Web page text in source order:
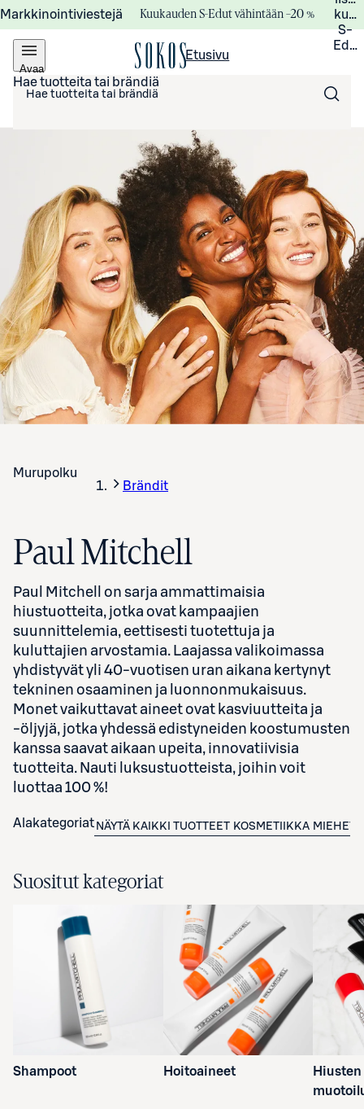
Markkinointiviestejä Kuukauden S-Edut vähintään –20 %
S-
Avaa
valikko
Etusivu
Hae tuotteita tai brändiä
Murupolku
Brändit
Paul Mitchell
Paul Mitchell on sarja ammattimaisia
hiustuotteita, jotka ovat kampaajien
suunnittelemia, eettisesti tuotettuja ja
kuluttajien arvostamia. Laajassa valikoimassa
yhdistyvät yli 40-vuotisen uran aikana kertynyt
tekninen osaaminen ja luonnonmukaisuus.
Monet vaikuttavat aineet ovat kasviuutteita ja
-öljyjä, jotka yhdessä edistyneiden koostumusten
kanssa saavat aikaan upeita, innovatiivisia
tuotteita. Nauti luksustuotteista, joihin voit
luottaa 100 %!
Alakategoriat NÄYTÄ KAIKKI TUOTTEET KOSMETIIKKA MIEHET
Suositut kategoriat
Shampoot Hoitoaineet
Hiusten